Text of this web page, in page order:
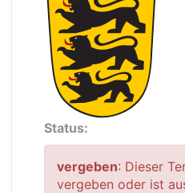
Status:
vergeben: Dieser
vergeben oder ist